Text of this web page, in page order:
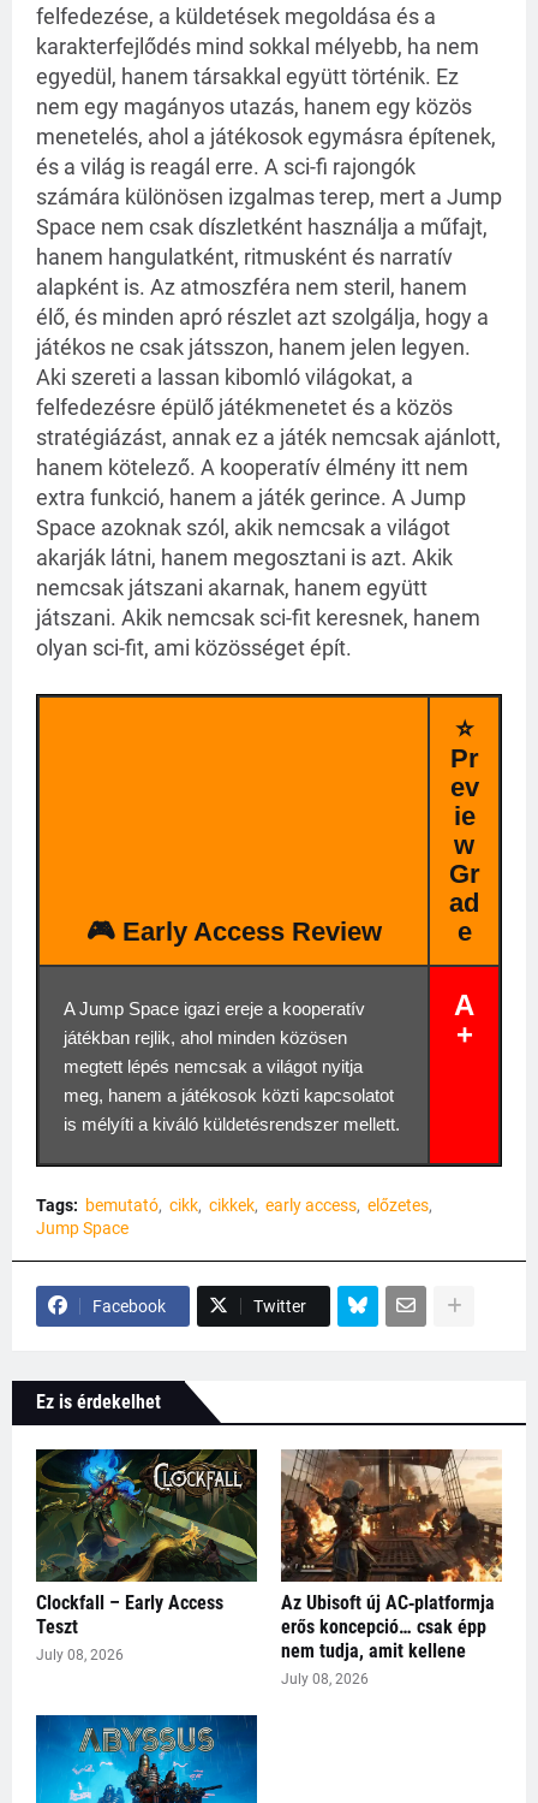
felfedezése, a küldetések megoldása és a
karakterfejlődés mind sokkal mélyebb, ha nem
egyedül, hanem társakkal együtt történik. Ez
nem egy magányos utazás, hanem egy közös
menetelés, ahol a játékosok egymásra építenek,
és a világ is reagál erre. A sci-fi rajongók
számára különösen izgalmas terep, mert a Jump
Space nem csak díszletként használja a műfajt,
hanem hangulatként, ritmusként és narratív
alapként is. Az atmoszféra nem steril, hanem
élő, és minden apró részlet azt szolgálja, hogy a
játékos ne csak játsszon, hanem jelen legyen.
Aki szereti a lassan kibomló világokat, a
felfedezésre épülő játékmenetet és a közös
stratégiázást, annak ez a játék nemcsak ajánlott,
hanem kötelező. A kooperatív élmény itt nem
extra funkció, hanem a játék gerince. A Jump
Space azoknak szól, akik nemcsak a világot
akarják látni, hanem megosztani is azt. Akik
nemcsak játszani akarnak, hanem együtt
játszani. Akik nemcsak sci-fit keresnek, hanem
olyan sci-fit, ami közösséget épít.
🎮 Early Access Review
⭐
Pr
ev
ie
w
Gr
ad
e
A Jump Space igazi ereje a kooperatív
játékban rejlik, ahol minden közösen
megtett lépés nemcsak a világot nyitja
meg, hanem a játékosok közti kapcsolatot
is mélyíti a kiváló küldetésrendszer mellett.
A
+
Tags: bemutató cikk cikkek early access előzetes
Jump Space
Facebook Twitter
Ez is érdekelhet
Clockfall – Early Access
Teszt
July 08, 2026
Az Ubisoft új AC‑platformja
erős koncepció… csak épp
nem tudja, amit kellene
July 08, 2026